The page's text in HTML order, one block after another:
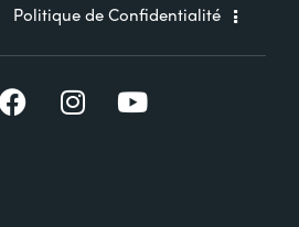
Politique de Confidentialité